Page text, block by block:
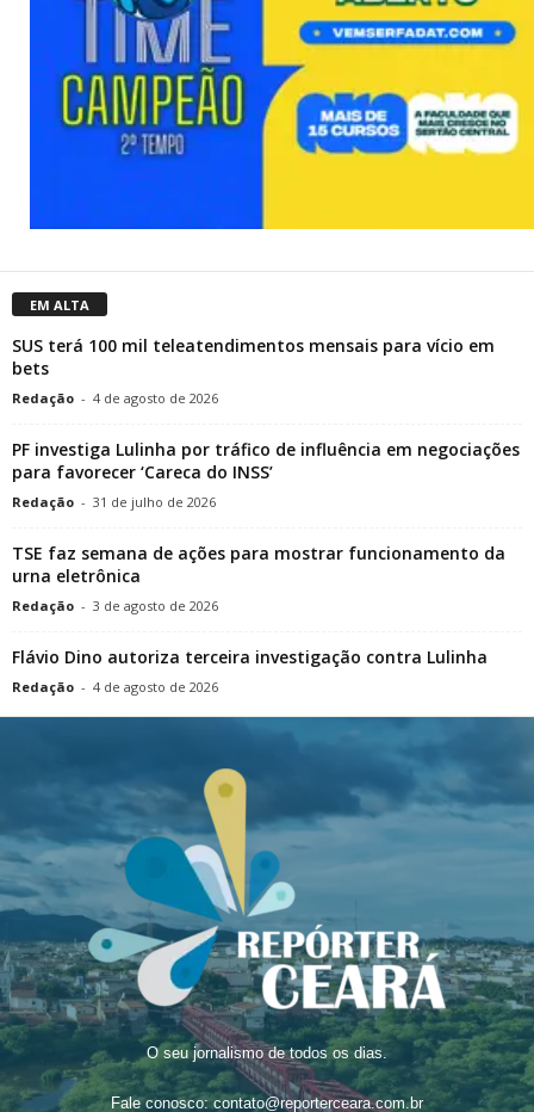
EM ALTA
SUS terá 100 mil teleatendimentos mensais para vício em
bets
Redação - 4 de agosto de 2026
PF investiga Lulinha por tráfico de influência em negociações
para favorecer ‘Careca do INSS’
Redação - 31 de julho de 2026
TSE faz semana de ações para mostrar funcionamento da
urna eletrônica
Redação - 3 de agosto de 2026
Flávio Dino autoriza terceira investigação contra Lulinha
Redação - 4 de agosto de 2026
O seu jornalismo de todos os dias.
Fale conosco: contato@reporterceara.com.br